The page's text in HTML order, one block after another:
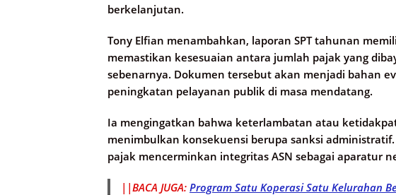
berkelanjutan.
Tony Elfian menambahkan, laporan SPT tahunan
memastikan kesesuaian antara jumlah pajak yang
sebenarnya. Dokumen tersebut akan menjadi bahan
peningkatan pelayanan publik di masa mendatang.
Ia mengingatkan bahwa keterlambatan atau
menimbulkan konsekuensi berupa sanksi
pajak mencerminkan integritas ASN sebagai aparatur
||BACA JUGA: Program Satu Koperasi Satu Kelurahan